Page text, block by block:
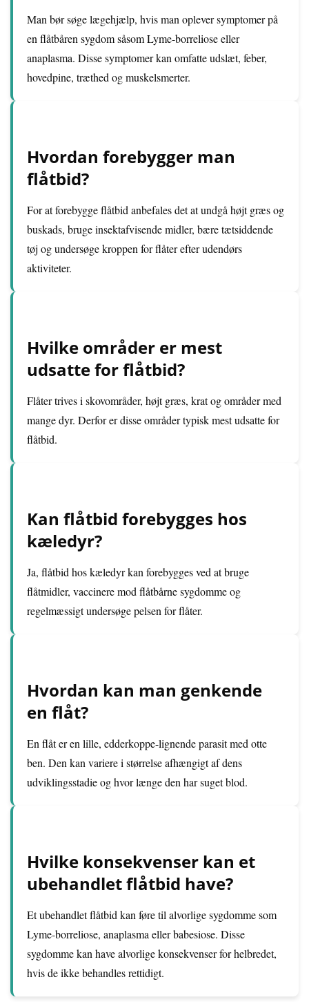
Man bør søge lægehjælp, hvis man oplever symptomer på
en flåtbåren sygdom såsom Lyme-borreliose eller
anaplasma. Disse symptomer kan omfatte udslæt, feber,
hovedpine, træthed og muskelsmerter.
Hvordan forebygger man
flåtbid?
For at forebygge flåtbid anbefales det at undgå højt græs og
buskads, bruge insektafvisende midler, bære tætsiddende
tøj og undersøge kroppen for flåter efter udendørs
aktiviteter.
Hvilke områder er mest
udsatte for flåtbid?
Flåter trives i skovområder, højt græs, krat og områder med
mange dyr. Derfor er disse områder typisk mest udsatte for
flåtbid.
Kan flåtbid forebygges hos
kæledyr?
Ja, flåtbid hos kæledyr kan forebygges ved at bruge
flåtmidler, vaccinere mod flåtbårne sygdomme og
regelmæssigt undersøge pelsen for flåter.
Hvordan kan man genkende
en flåt?
En flåt er en lille, edderkoppe-lignende parasit med otte
ben. Den kan variere i størrelse afhængigt af dens
udviklingsstadie og hvor længe den har suget blod.
Hvilke konsekvenser kan et
ubehandlet flåtbid have?
Et ubehandlet flåtbid kan føre til alvorlige sygdomme som
Lyme-borreliose, anaplasma eller babesiose. Disse
sygdomme kan have alvorlige konsekvenser for helbredet,
hvis de ikke behandles rettidigt.